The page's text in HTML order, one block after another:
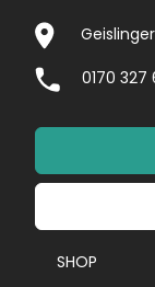
0170 327
SHOP